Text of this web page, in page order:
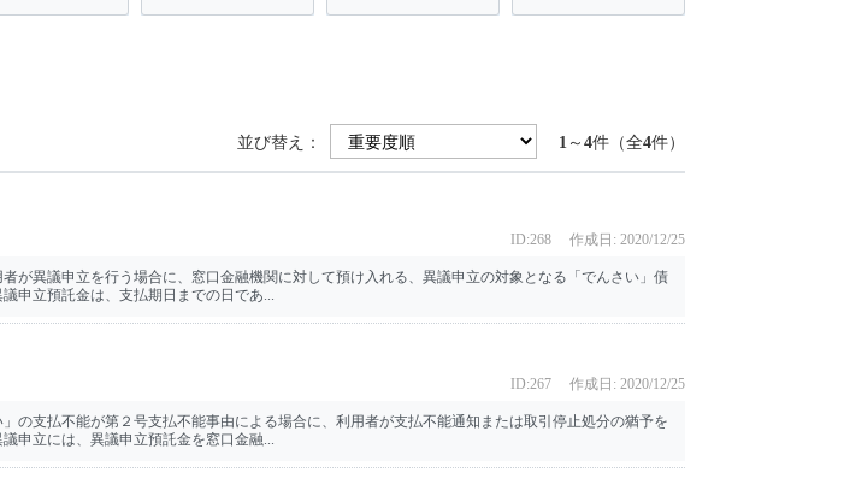
並び替え： 1 ～ 4件（全4件）
ID:268 作成日: 2020/12/25
が異議申立を行う場合に、窓口金融機関に対して預け入れる、異議申立の対象となる「でんさい」債
申立預託金は、支払期日までの日であ...
ID:267 作成日: 2020/12/25
の支払不能が第２号支払不能事由による場合に、利用者が支払不能通知または取引停止処分の猶予を
申立には、異議申立預託金を窓口金融...